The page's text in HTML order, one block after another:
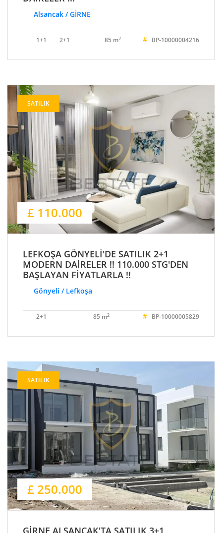
Alsancak / GİRNE
1+1 2+1 85 m2 # BP-10000004216
SATILIK
£ 110.000
LEFKOŞA GÖNYELİ'DE SATILIK 2+1
MODERN DAİRELER !! 110.000 STG'DEN
BAŞLAYAN FİYATLARLA !!
Gönyeli / Lefkoşa
2+1 85 m2 # BP-10000005829
SATILIK
£ 250.000
GİRNE ALSANCAK'TA SATILIK 3+1